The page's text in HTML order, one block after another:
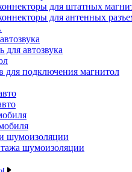
для штатных
для антенных
для автозвука
для подключения магнитол
шумоизоляции
шумоизоляции